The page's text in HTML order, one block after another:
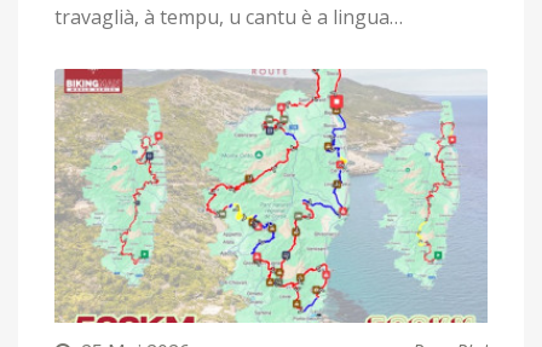
travaglià, à tempu, u cantu è a lingua…